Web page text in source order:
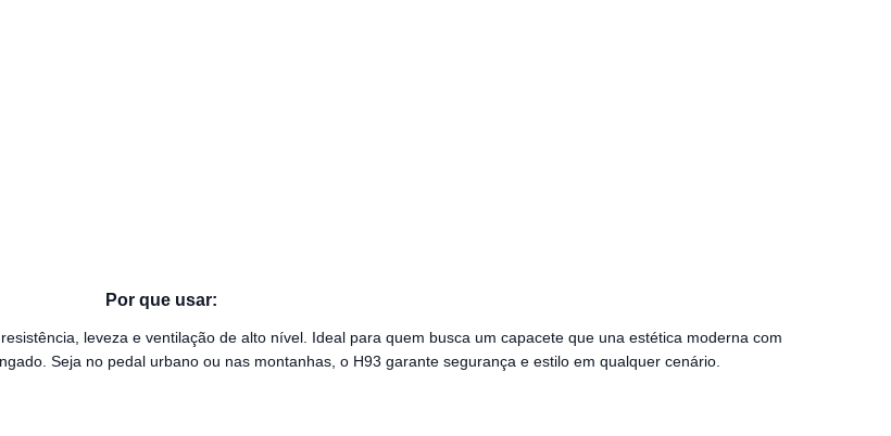
Por que usar:
leveza e ventilação de alto nível. Ideal para quem busca um capacete que una estética moderna com
Seja no pedal urbano ou nas montanhas, o H93 garante segurança e estilo em qualquer cenário.